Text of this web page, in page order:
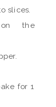
slices.
the
for 1